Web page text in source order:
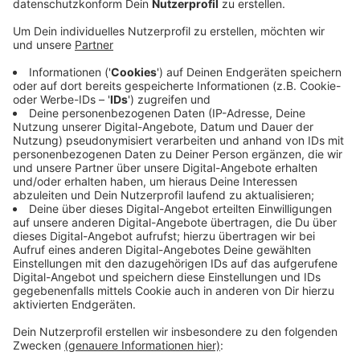
Anzeige
In der Leucht in Kamp-Lintfort sind möglicherweise
Giftköder ausgelegt worden. Eine Rheinbergerin war
hier mit ihren Hunden im Wald. Dabei fraßen sie
offenbar etwas Unbekanntes und mussten danach
vom Tierarzt behandelt werden. Die 56-Jährige hat
dann bei der Polizei Anzeige erstattet. Schon eine
Woche zuvor hatte die Hundehalterin im selben
Waldgebiet verdächtige Suppenknochen gefunden
und vorsichtshalber vernichtet. Zeugen, die etwas
Verdächtiges bemerkt haben, können sich bei der
Kamp-Lintforter Polizei unter 02842 / 934-0 melden.